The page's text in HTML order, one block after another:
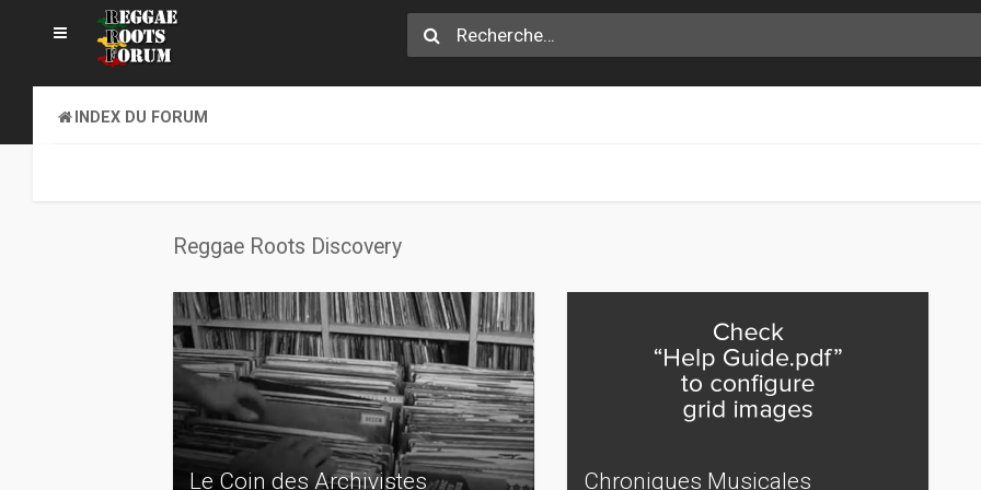
INDEX DU FORUM
Reggae Roots Discovery
Le Coin des Archivistes Chroniques Musicales